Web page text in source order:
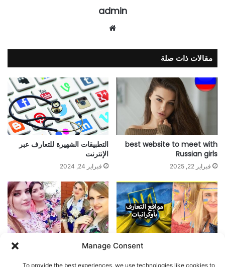
Manage Consent
To provide the best experiences, we use technologies like cookies to
admin
مقالات ذات صلة
best website to meet with
Russian girls
فبراير 22, 2025
التطبيقات الشهيرة للتعارف عبر
الإنترنت
فبراير 24, 2024
تعرف على أفضل المواقع للتعارف
افضل مواقع للتعارف و الزواج من